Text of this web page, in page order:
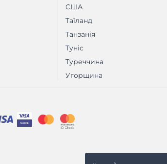
США
Таїланд
Танзанія
Туніс
Туреччина
Угорщина